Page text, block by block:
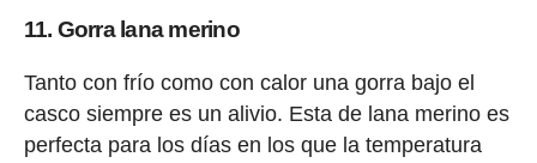
11. Gorra lana merino
Tanto con frío como con calor una gorra bajo el
casco siempre es un alivio. Esta de lana merino es
perfecta para los días en los que la temperatura